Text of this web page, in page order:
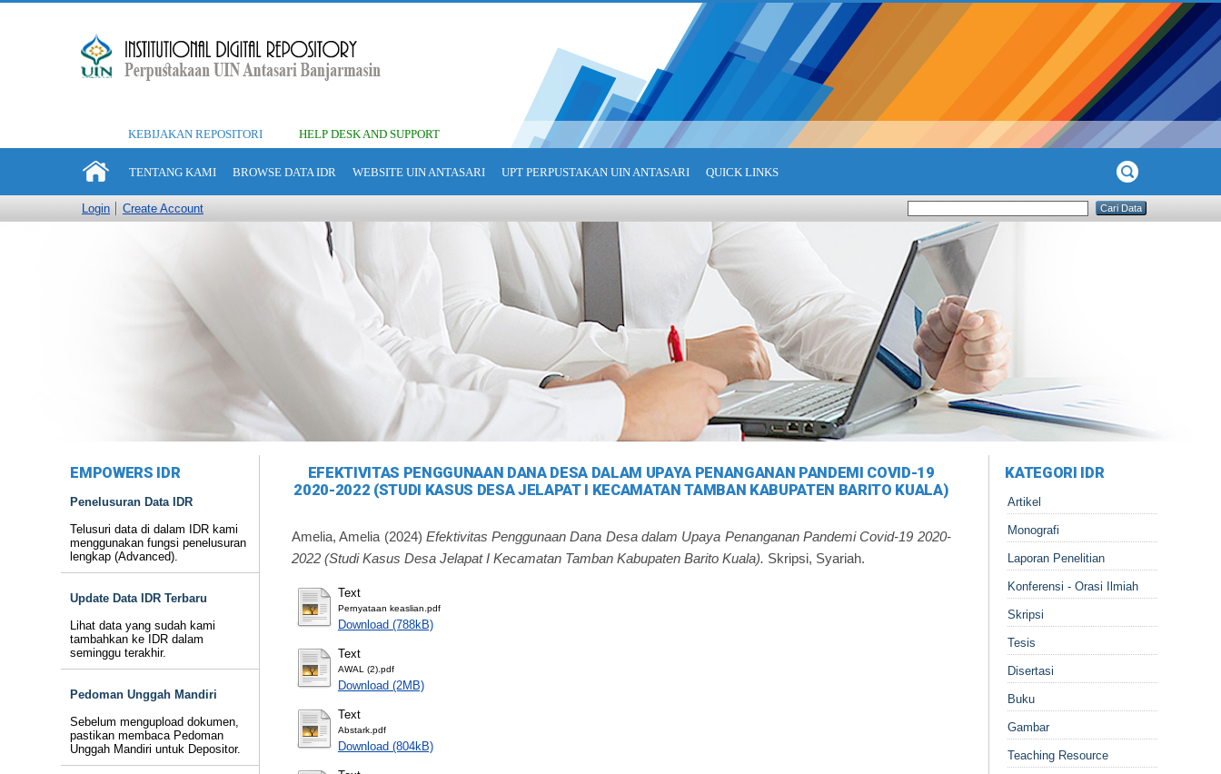
KEBIJAKAN REPOSITORI HELP DESK AND SUPPORT
TENTANG KAMI BROWSE DATA IDR WEBSITE UIN ANTASARI UPT PERPUSTAKAN UIN ANTASARI QUICK LINKS
Login Create Account
EMPOWERS IDR
Penelusuran Data IDR
Telusuri data di dalam IDR kami
menggunakan fungsi penelusuran
lengkap (Advanced).
Update Data IDR Terbaru
Lihat data yang sudah kami
tambahkan ke IDR dalam
seminggu terakhir.
Pedoman Unggah Mandiri
Sebelum mengupload dokumen,
pastikan membaca Pedoman
Unggah Mandiri untuk Depositor.
EFEKTIVITAS PENGGUNAAN DANA DESA DALAM UPAYA PENANGANAN PANDEMI COVID-19
2020-2022 (STUDI KASUS DESA JELAPAT I KECAMATAN TAMBAN KABUPATEN BARITO KUALA)
Amelia, Amelia (2024) Efektivitas Penggunaan Dana Desa dalam Upaya Penanganan Pandemi Covid-19 2020-
2022 (Studi Kasus Desa Jelapat I Kecamatan Tamban Kabupaten Barito Kuala). Skripsi, Syariah.
Text
Pernyataan keaslian.pdf
Download (788kB)
Text
AWAL (2).pdf
Download (2MB)
Text
Abstark.pdf
Download (804kB)
KATEGORI IDR
Artikel
Monografi
Laporan Penelitian
Konferensi - Orasi Ilmiah
Skripsi
Tesis
Disertasi
Buku
Gambar
Teaching Resource